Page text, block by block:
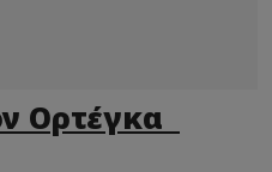
Ορτέγκα